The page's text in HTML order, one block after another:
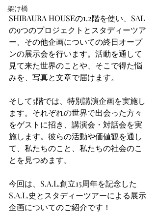
架け橋
SHIBAURA HOUSEの1.2階を使い、SAL
の9つのプロジェクトとスタディーツア
ー、その他企画についての終日オープ
ンの展示会を行います。活動を通して
見て来た世界のことや、そこで得た悩
みを、写真と文章で届けます。
そして5階では、特別講演企画を実施し
ます。それぞれの世界で出会った方々
をゲストに招き、講演会・対話会を実
施します。彼らの活動や価値観を通し
て、私たちのこと、私たちの社会のこ
とを見つめます。
今回は、S.A.L.創立15周年を記念した
S.A.L.史とスタディーツアーによる展示
企画についてのご紹介です！